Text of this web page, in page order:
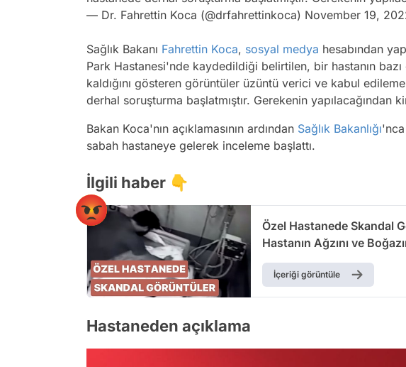
— Dr. Fahrettin Koca (@drfahrettinkoca) November 19,
Sağlık Bakanı Fahrettin Koca, sosyal medya hesabından
Park Hastanesi'nde kaydedildiği belirtilen, bir hastanın
kaldığını gösteren görüntüler üzüntü verici ve kabul
derhal soruşturma başlatmıştır. Gerekenin yapılacağından
Bakan Koca'nın açıklamasının ardından Sağlık Bakanlığı
sabah hastaneye gelerek inceleme başlattı.
İlgili haber 👇
Özel Hastanede Skandal
Hastanın Ağzını ve
İçeriği görüntüle
Hastaneden açıklama